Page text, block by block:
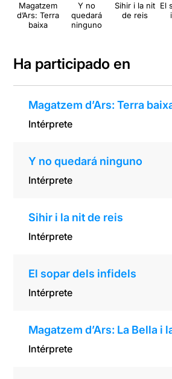
Magatzem
d’Ars: Terra
baixa
Y no
quedará
ninguno
Sihir i la nit
de reis
El
Ha participado en
Magatzem d’Ars: Terra
Intérprete
Y no quedará ninguno
Intérprete
Sihir i la nit de reis
Intérprete
El sopar dels infidels
Intérprete
Magatzem d’Ars: La Bella i
Intérprete